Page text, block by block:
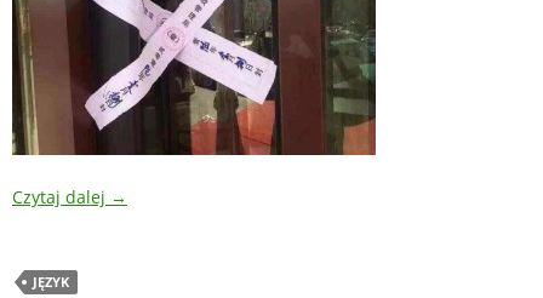
Czytaj dalej →
JĘZYK